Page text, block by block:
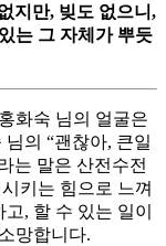
지만, 빚도 없으니,
는 그 자체가 뿌듯
화숙 님의 얼굴은
의 “괜찮아, 큰일
는 말은 산전수전
키는 힘으로 느껴
, 할 수 있는 일이
망합니다.